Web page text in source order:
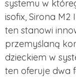
systemu w
isofix, Sirona M2
ten stanowi
przemyślaną
dzieckiem w
ten oferuje dwa